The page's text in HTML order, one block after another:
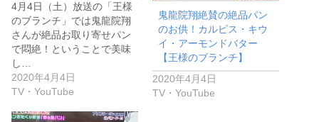
4月4日（土）放送の「王様
のブランチ」では鬼龍院翔
さんが絶品お取り寄せパン
で悶絶！ということで美味
し…
2020年4月4日
TV・YouTube
鬼龍院翔絶賛の絶品パン
のお供！カルピス・キウ
イ・アーモンドバター
【王様のブランチ】
2020年4月4日
TV・YouTube